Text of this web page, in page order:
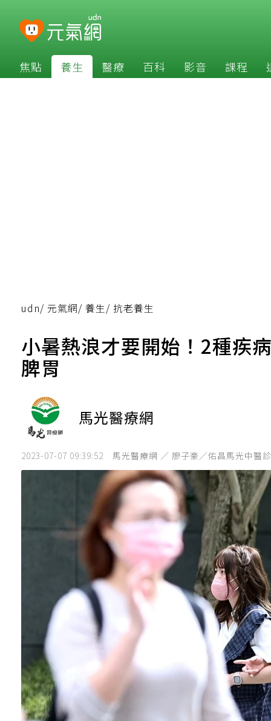
焦點 養生 醫療 百科 影音 課程
udn/ 元氣網/ 養生/ 抗老養生
小暑熱浪才要開始！2種疾
脾胃
馬光醫療網
2023-07-07 09:39:52 馬光醫療網 ／ 廖子豪／佑昌馬光中醫